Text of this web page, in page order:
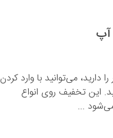
می‌توانید با وارد کردن
کنید. این تخفیف روی انواع
...